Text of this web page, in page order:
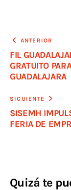
ANTERIOR
FIL
GRATUITO
GUADALAJARA
SIGUIENTE
SISEMH
FERIA DE
Quizá te